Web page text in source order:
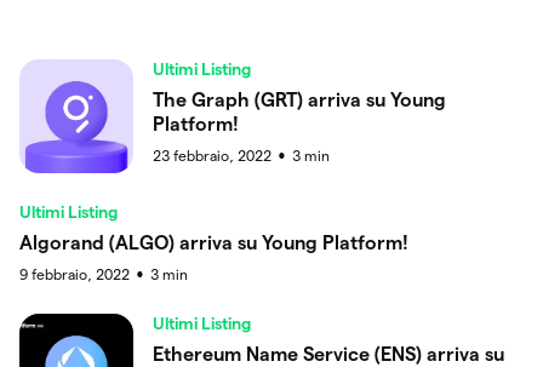
Ultimi Listing
The Graph (GRT) arriva su Young
Platform!
23 febbraio, 2022 ● 3 min
Ultimi Listing
Algorand (ALGO) arriva su Young Platform!
9 febbraio, 2022 ● 3 min
Ultimi Listing
Ethereum Name Service (ENS) arriva su